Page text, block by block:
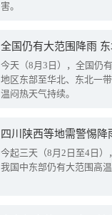
害。
全国仍有大范围降雨
今天（8月3日），全国仍
地区东部至华北、东北一
温闷热天气持续。
今起三天（8月2日至4日
我国中东部仍有大范围高